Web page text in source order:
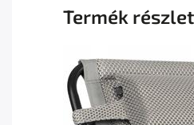
Termék